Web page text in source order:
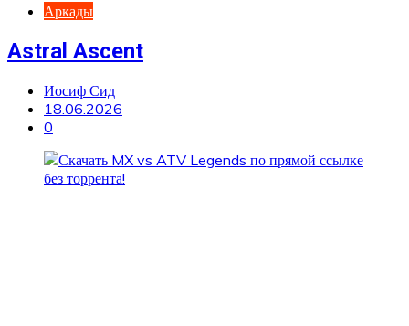
Аркады
Astral Ascent
Иосиф Сид
18.06.2026
0